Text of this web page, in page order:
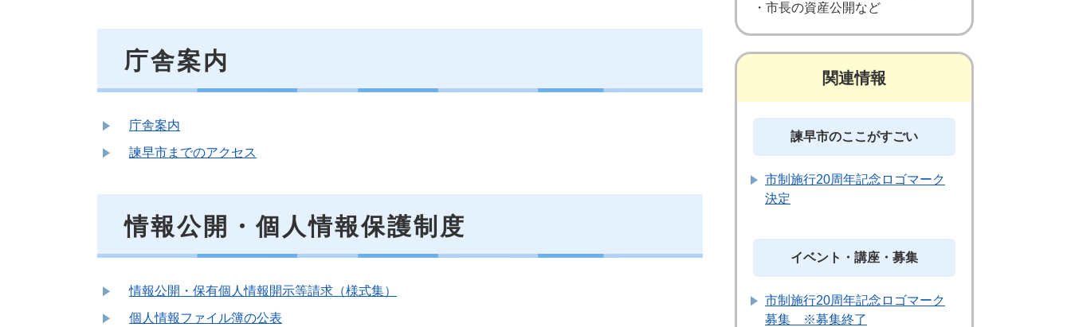
庁舎案内
庁舎案内
諫早市までのアクセス
情報公開・個人情報保護制度
情報公開・保有個人情報開示等請求（様式集）
個人情報ファイル簿の公表
・市長の資産公開など
関連情報
諫早市のここがすごい
市制施行20周年記念ロゴマーク
決定
イベント・講座・募集
市制施行20周年記念ロゴマーク
募集 ※募集終了